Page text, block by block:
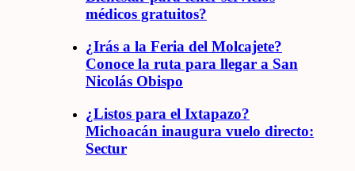
médicos gratuitos?
¿Irás a la Feria del Molcajete?
Conoce la ruta para llegar a San
Nicolás Obispo
¿Listos para el Ixtapazo?
Michoacán inaugura vuelo directo:
Sectur